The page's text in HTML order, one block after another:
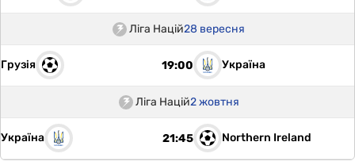
Ліга Націй28 вересня
Грузія 19:00 Україна
Ліга Націй2 жовтня
Україна 21:45 Northern Ireland